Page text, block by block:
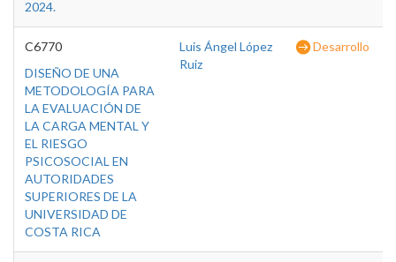
2024.
C6770
DISEÑO DE UNA
METODOLOGÍA PARA
LA EVALUACIÓN DE
LA CARGA MENTAL Y
EL RIESGO
PSICOSOCIAL EN
AUTORIDADES
SUPERIORES DE LA
UNIVERSIDAD DE
COSTA RICA
Luis Ángel López
Ruiz
Desarrollo